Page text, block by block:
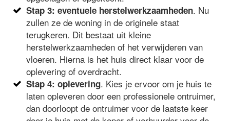
Stap 3: eventuele herstelwerkzaamheden. Nu
zullen ze de woning in de originele staat
terugkeren. Dit bestaat uit kleine
herstelwerkzaamheden of het verwijderen van
vloeren. Hierna is het huis direct klaar voor de
oplevering of overdracht.
Stap 4: oplevering. Kies je ervoor om je huis te
laten opleveren door een professionele ontruimer,
dan doorloopt de ontruimer voor de laatste keer